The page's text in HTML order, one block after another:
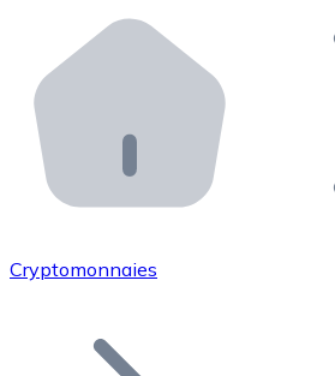
Distributeurs automatiques
Intégrez un ATM Bitnovo
API Bitnovo
Intégrez notre API dans votre
Rejoignez notre réseau de
Ajoutez le token de votre
Cryptomonnaies